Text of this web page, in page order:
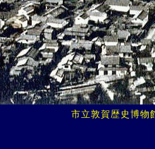
市立敦賀歴史博物